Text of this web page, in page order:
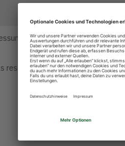
Privatsphäre-Einstellungen
reserved